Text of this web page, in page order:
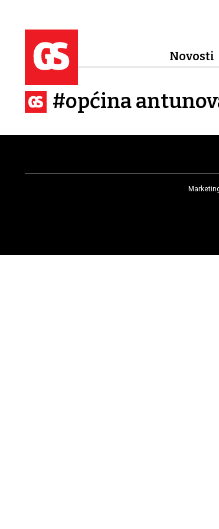
Novosti
#općina